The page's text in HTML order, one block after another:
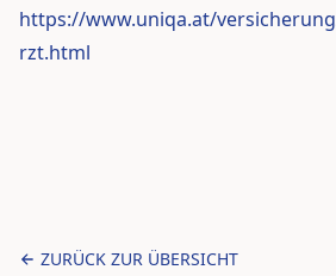
https://www.uniqa.at/
rzt.html
ZURÜCK ZUR ÜBERSICHT